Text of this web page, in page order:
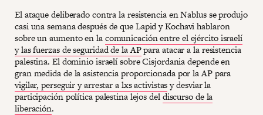
El ataque deliberado contra la resistencia en Nablus se produjo
casi una semana después de que Lapid y Kochavi hablaron
sobre un aumento en lacomunicación entre el ejército israelí
y las fuerzas de seguridad de la APpara atacar a la resistencia
palestina. El dominio israelí sobre Cisjordania depende en
gran medida de la asistencia proporcionada por la AP para
vigilar, perseguir y arrestar a lxs activistasy desviar la
participación política palestina lejos deldiscurso de la
liberación.